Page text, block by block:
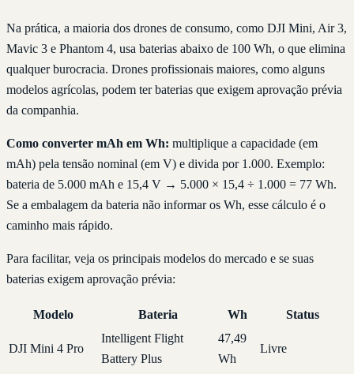
Na prática, a maioria dos drones de consumo, como DJI Mini, Air 3,
Mavic 3 e Phantom 4, usa baterias abaixo de 100 Wh, o que elimina
qualquer burocracia. Drones profissionais maiores, como alguns
modelos agrícolas, podem ter baterias que exigem aprovação prévia
da companhia.
Como converter mAh em Wh: multiplique a capacidade (em
mAh) pela tensão nominal (em V) e divida por 1.000. Exemplo:
bateria de 5.000 mAh e 15,4 V → 5.000 × 15,4 ÷ 1.000 = 77 Wh.
Se a embalagem da bateria não informar os Wh, esse cálculo é o
caminho mais rápido.
Para facilitar, veja os principais modelos do mercado e se suas
baterias exigem aprovação prévia:
Modelo Bateria Wh Status
DJI Mini 4 Pro
Intelligent Flight
Battery Plus
47,49
Wh
Livre